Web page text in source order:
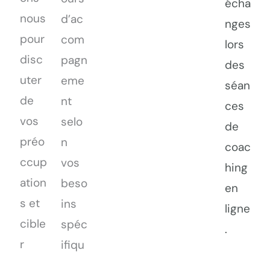
nous
pour
disc
uter
de
vos
préo
ccup
ation
s et
cible
r
d’ac
com
pagn
eme
nt
selo
n
vos
beso
ins
spéc
ifiqu
écha
nges
lors
des
séan
ces
de
coac
hing
en
ligne
.